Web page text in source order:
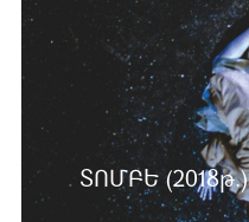
ՏՈՄԲԵ (2018թ.)
Ավելին …